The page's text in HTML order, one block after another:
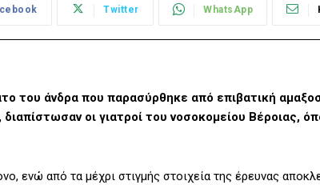
Twitter WhatsApp
του άνδρα που παρασύρθηκε από επιβατική
οι γιατροί του νοσοκομείου Βέροιας,
ενώ από τα μέχρι στιγμής στοιχεία της έρευνας